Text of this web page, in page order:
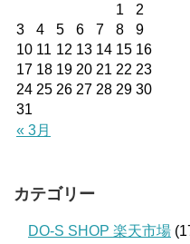
« 3月
1
2
3
4 5 6 7 8
9
10 11 12 13 14 15 16
17 18 19 20 21 22 23
24 25 26 27 28 29 30
31
カテゴリー
DO-S SHOP 楽天市場